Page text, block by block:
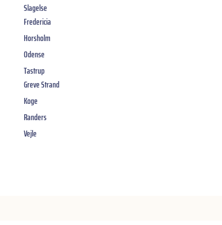
Slagelse
Fredericia
Horsholm
Odense
Tastrup
Greve Strand
Koge
Randers
Vejle